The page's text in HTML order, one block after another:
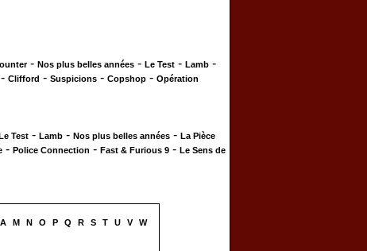
- Nos plus belles années - Le Test - Lamb -
- Clifford - Suspicions - Copshop - Opération
Test - Lamb - Nos plus belles années - La Pièce
- Police Connection - Fast & Furious 9 - Le Sens de
M N O P Q R S T U V
W